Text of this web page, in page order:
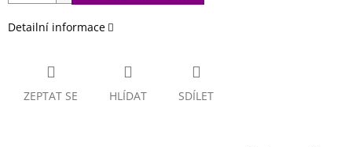
Detailní informace
ZEPTAT SE HLÍDAT SDÍLET